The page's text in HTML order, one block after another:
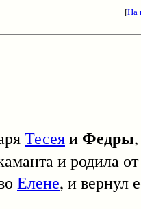
[На
Тесеяи Федры
и родила
Елене, и вернул